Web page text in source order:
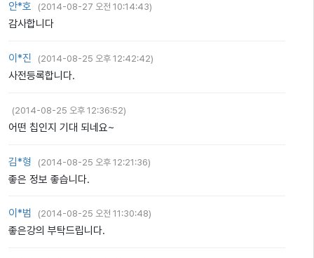
안*호 (2014-08-27 오전 10:14:43)
감사합니다
이*진 (2014-08-25 오후 12:42:42)
사전등록합니다.
(2014-08-25 오후 12:36:52)
어떤 칩인지 기대 되네요~
김*형 (2014-08-25 오후 12:21:36)
좋은 정보 좋습니다.
이*범 (2014-08-25 오전 11:30:48)
좋은강의 부탁드립니다.